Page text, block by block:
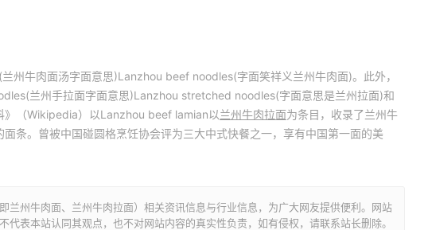
州牛肉面汤字面意思)Lanzhou beef noodles(字面笑祥义兰州牛肉面)。此外，
兰州手拉面字面意思)Lanzhou stretched noodles(字面意思是兰州拉面)和
（Wikipedia）以Lanzhou beef lamian以兰州牛肉拉面为条目，收录了兰州牛
条。曾被中国碰圆格烹饪协会评为三大中式快餐之一，享有中国第一面的美
兰州牛肉面、兰州牛肉拉面）相关资讯信息与行业信息，为广大网友提供便利。网站
表本站认同其观点，也不对网站内容的真实性负责，如有侵权，请联系站长删除。